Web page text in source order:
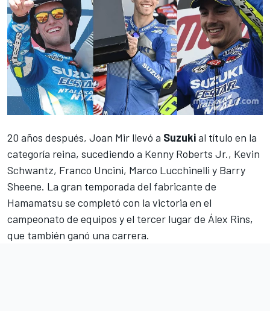
20 años después, Joan Mir llevó a Suzukial título en la
categoría reina, sucediendo a Kenny Roberts Jr., Kevin
Schwantz, Franco Uncini, Marco Lucchinelli y Barry
Sheene. La gran temporada del fabricante de
Hamamatsu se completó con la victoria en el
campeonato de equipos y el tercer lugar de Álex Rins,
que también ganó una carrera.